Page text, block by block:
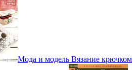
Мода и модель Вязание крючком